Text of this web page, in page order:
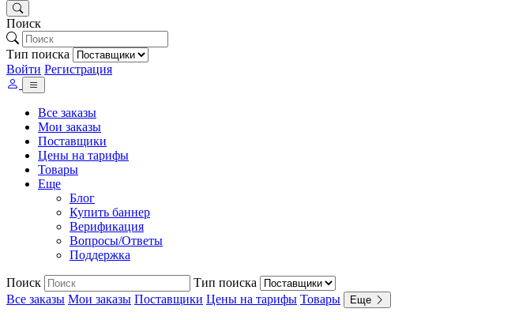
Поиск
Тип поиска
Войти Регистрация
Все заказы
Мои заказы
Поставщики
Цены на тарифы
Товары
Еще
Блог
Купить баннер
Верификация
Вопросы/Ответы
Поддержка
Поиск
Тип поиска
Все заказы Мои заказы Поставщики Цены на тарифы Товары Еще